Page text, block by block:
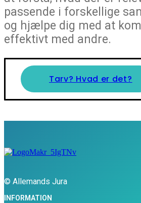
passende i forskellige
og hjælpe dig med at
effektivt med andre.
Tarv? Hvad er det?
© Allemands Jura
INFORMATION